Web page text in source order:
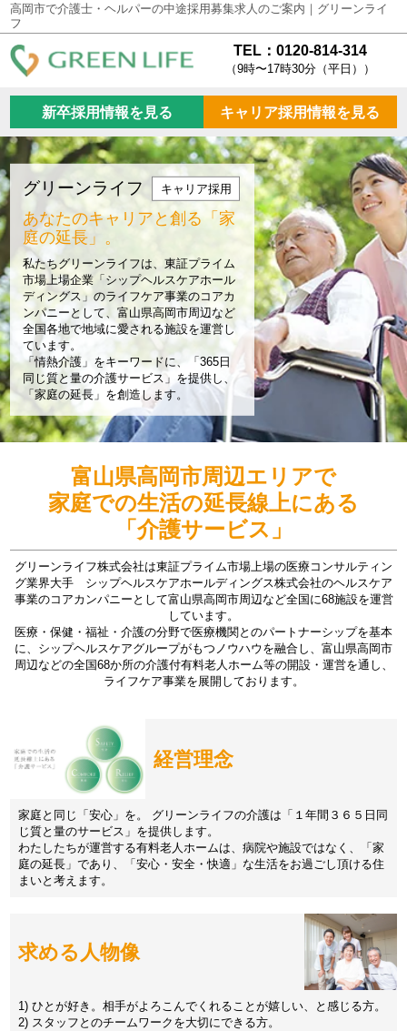
高岡市で介護士・ヘルパーの中途採用募集求人のご案内｜グリーンライ
フ
TEL：0120-814-314
（9時〜17時30分（平日））
新卒採用情報を見る キャリア採用情報を見る
グリーンライフ キャリア採用
あなたのキャリアと創る「家
庭の延長」。
私たちグリーンライフは、東証プライム
市場上場企業「シップヘルスケアホール
ディングス」のライフケア事業のコアカ
ンパニーとして、富山県高岡市周辺など
全国各地で地域に愛される施設を運営し
ています。
「情熱介護」をキーワードに、「365日
同じ質と量の介護サービス」を提供し、
「家庭の延長」を創造します。
富山県高岡市周辺エリアで
家庭での生活の延長線上にある
「介護サービス」
グリーンライフ株式会社は東証プライム市場上場の医療コンサルティン
グ業界大手 シップヘルスケアホールディングス株式会社のヘルスケア
事業のコアカンパニーとして富山県高岡市周辺など全国に68施設を運営
しています。
医療・保健・福祉・介護の分野で医療機関とのパートナーシップを基本
に、シップヘルスケアグループがもつノウハウを融合し、富山県高岡市
周辺などの全国68か所の介護付有料老人ホーム等の開設・運営を通し、
ライフケア事業を展開しております。
経営理念
家庭と同じ「安心」を。 グリーンライフの介護は「１年間３６５日同
じ質と量のサービス」を提供します。
わたしたちが運営する有料老人ホームは、病院や施設ではなく、「家
庭の延長」であり、「安心・安全・快適」な生活をお過ごし頂ける住
まいと考えます。
求める人物像
1) ひとが好き。相手がよろこんでくれることが嬉しい、と感じる方。
2) スタッフとのチームワークを大切にできる方。